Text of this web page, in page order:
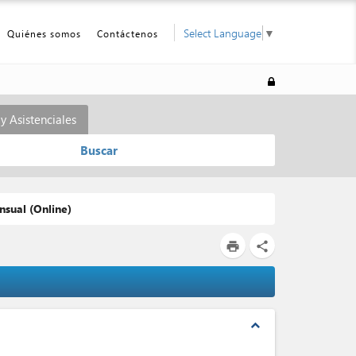
Quiénes somos Contáctenos Select Language ▼
Asistenciales
Buscar
(Online)
print share
expand_less